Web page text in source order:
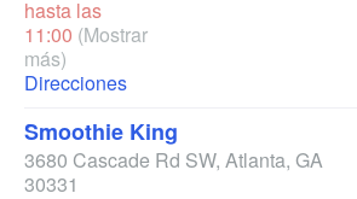
hasta las
11:00 (Mostrar
más)
Direcciones
Smoothie King
3680 Cascade Rd SW, Atlanta, GA
30331